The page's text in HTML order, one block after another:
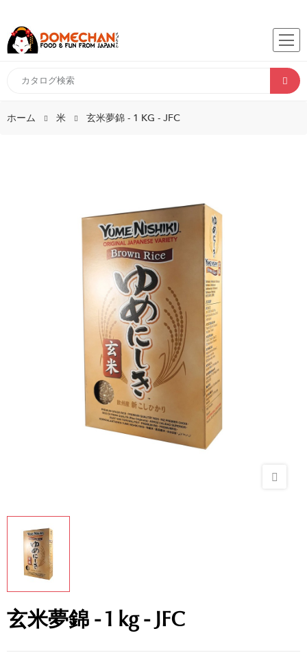
ホーム 米 玄米夢錦 - 1 KG - JFC
玄米夢錦 - 1 kg - JFC